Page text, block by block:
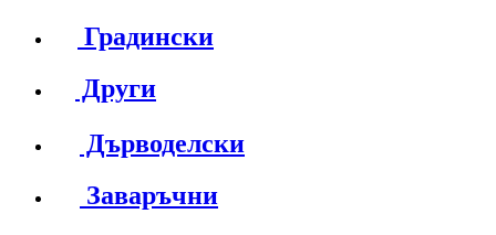
Градински
Други
Дърводелски
Заваръчни